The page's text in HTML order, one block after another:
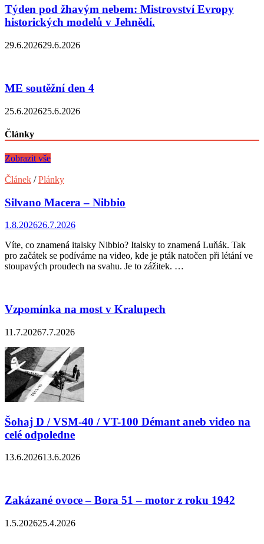
Týden pod žhavým nebem: Mistrovství Evropy
historických modelů v Jehnědí.
29.6.202629.6.2026
ME soutěžní den 4
25.6.202625.6.2026
Články
Zobrazit vše
Článek /Plánky
Silvano Macera – Nibbio
1.8.202626.7.2026
Víte, co znamená italsky Nibbio? Italsky to znamená Luňák. Tak
pro začátek se podíváme na video, kde je pták natočen při létání ve
stoupavých proudech na svahu. Je to zážitek. …
Vzpomínka na most v Kralupech
11.7.20267.7.2026
Šohaj D / VSM-40 / VT-100 Démant aneb video na
celé odpoledne
13.6.202613.6.2026
Zakázané ovoce – Bora 51 – motor z roku 1942
1.5.202625.4.2026